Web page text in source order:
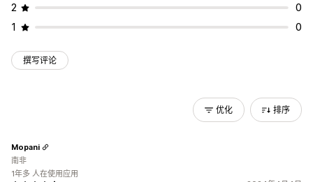
2
0
1
0
撰写评论
优化 排序
Mopani
南非
1年多 人在使用应用